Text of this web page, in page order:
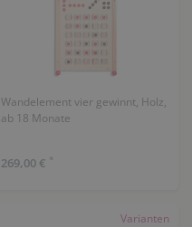
Wandelement vier gewinnt, Holz,
ab 18 Monate
269,00 € *
Varianten